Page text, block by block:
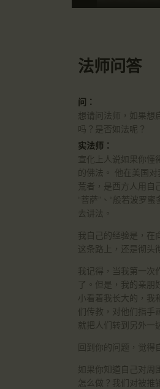
法师问答
问：
想请问法师，如果想
吗？是否如法呢？
实法师：
宣化上人说如果你懂
的佛法。 他在美国
荒者，是西方人用自
“菩萨”、“般若波罗
去讲法。
我自己的经验是，在
这条路上，还是彻头
我记得，当我第一次
了。但是，我的亲朋
小看着我长大的，我
们传教，对他们指手
就把人们转到另外一
回到你的问题，觉得
如果你知道自己对周
怎么做？我们对被推